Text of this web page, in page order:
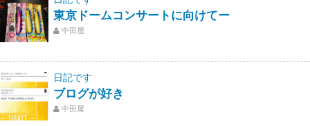
東京ドームコンサートに向けてー
中田屋
日記です
ブログが好き
中田屋